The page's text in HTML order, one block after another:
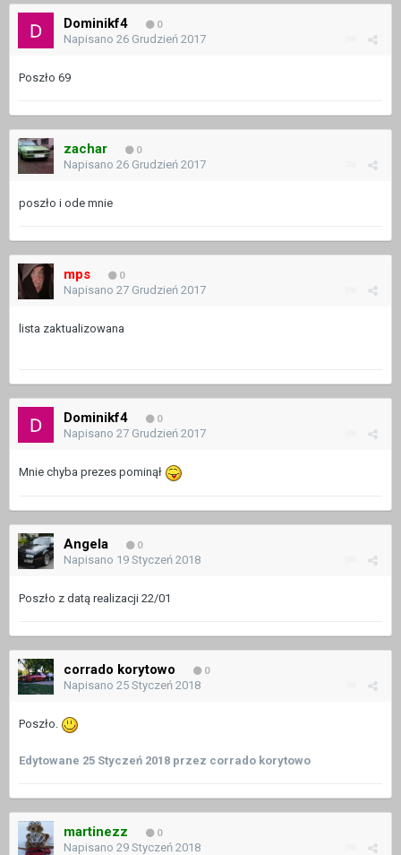
Dominikf4 0
Napisano 26 Grudzień 2017
Poszło 69
zachar 0
Napisano 26 Grudzień 2017
poszło i ode mnie
mps 0
Napisano 27 Grudzień 2017
lista zaktualizowana
Dominikf4 0
Napisano 27 Grudzień 2017
Mnie chyba prezes pominął
Angela 0
Napisano 19 Styczeń 2018
Poszło z datą realizacji 22/01
corrado korytowo 0
Napisano 25 Styczeń 2018
Poszło.
Edytowane 25 Styczeń 2018 przez corrado korytowo
martinezz 0
Napisano 29 Styczeń 2018